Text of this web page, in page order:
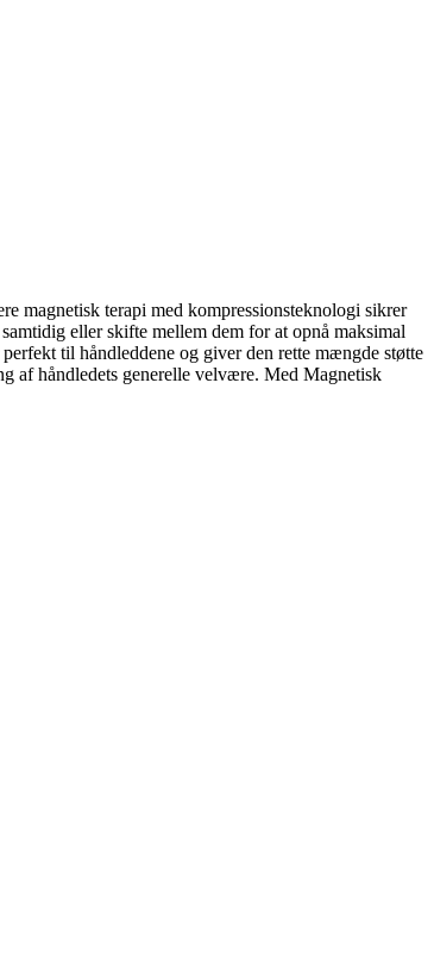
magnetisk terapi med kompressionsteknologi sikrer
eller skifte mellem dem for at opnå maksimal
til håndleddene og giver den rette mængde støtte
af håndledets generelle velvære. Med Magnetisk